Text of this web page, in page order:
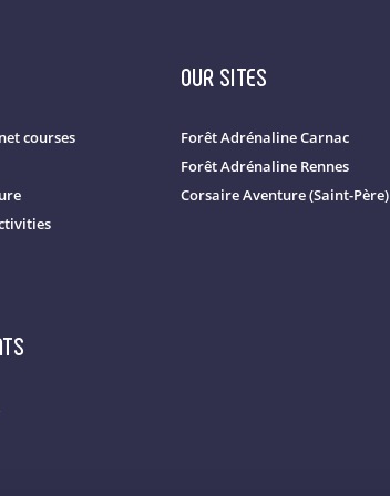
courses
OUR SITES
Forêt Adrénaline Carnac
Forêt Adrénaline Rennes
Corsaire Aventure (Saint-Père)